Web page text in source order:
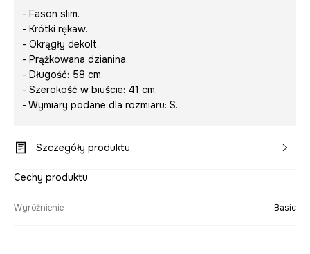
- Fason slim.
- Krótki rękaw.
- Okrągły dekolt.
- Prążkowana dzianina.
- Długość: 58 cm.
- Szerokość w biuście: 41 cm.
- Wymiary podane dla rozmiaru: S.
Szczegóły produktu
Cechy produktu
Wyróżnienie Basic